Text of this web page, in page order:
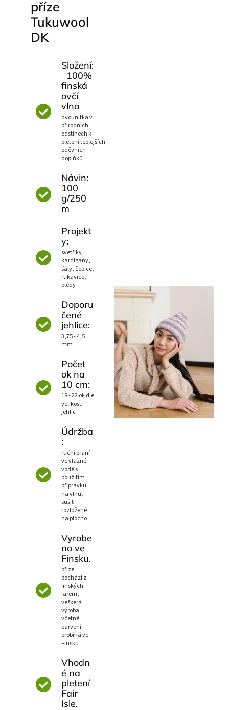
příze
Tukuwool
DK
Složení:
100%
finská
ovčí
vlna
dvounitka v
přírodních
odstínech k
pletení teplejších
oděvních
doplňků
Návin:
100
g/250
m
Projekt
y:
svetříky,
kardigany,
šály, čepice,
rukavice,
plédy
Doporu
čené
jehlice:
3,75 - 4,5
mm
Počet
ok na
10 cm:
18 - 22 ok dle
velikosti
jehlic
Údržba
:
ruční praní
ve vlažné
vodě s
použitím
přípravku
na vlnu,
sušit
rozložené
na plocho
Vyrobe
no ve
Finsku.
příze
pochází z
finských
farem,
veškerá
výroba
včetně
barvení
probíhá ve
Finsku
Vhodn
é na
pletení
Fair
Isle.